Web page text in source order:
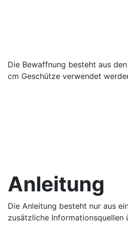
Die Bewaffnung besteht aus
cm Geschütze verwendet
Anleitung
Die Anleitung besteht nur aus
zusätzliche Informationsquellen